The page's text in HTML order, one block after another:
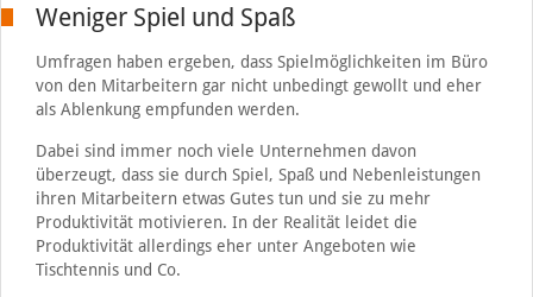
Weniger Spiel und Spaß
Umfragen haben ergeben, dass Spielmöglichkeiten im Büro
von den Mitarbeitern gar nicht unbedingt gewollt und eher
als Ablenkung empfunden werden.
Dabei sind immer noch viele Unternehmen davon
überzeugt, dass sie durch Spiel, Spaß und Nebenleistungen
ihren Mitarbeitern etwas Gutes tun und sie zu mehr
Produktivität motivieren. In der Realität leidet die
Produktivität allerdings eher unter Angeboten wie
Tischtennis und Co.